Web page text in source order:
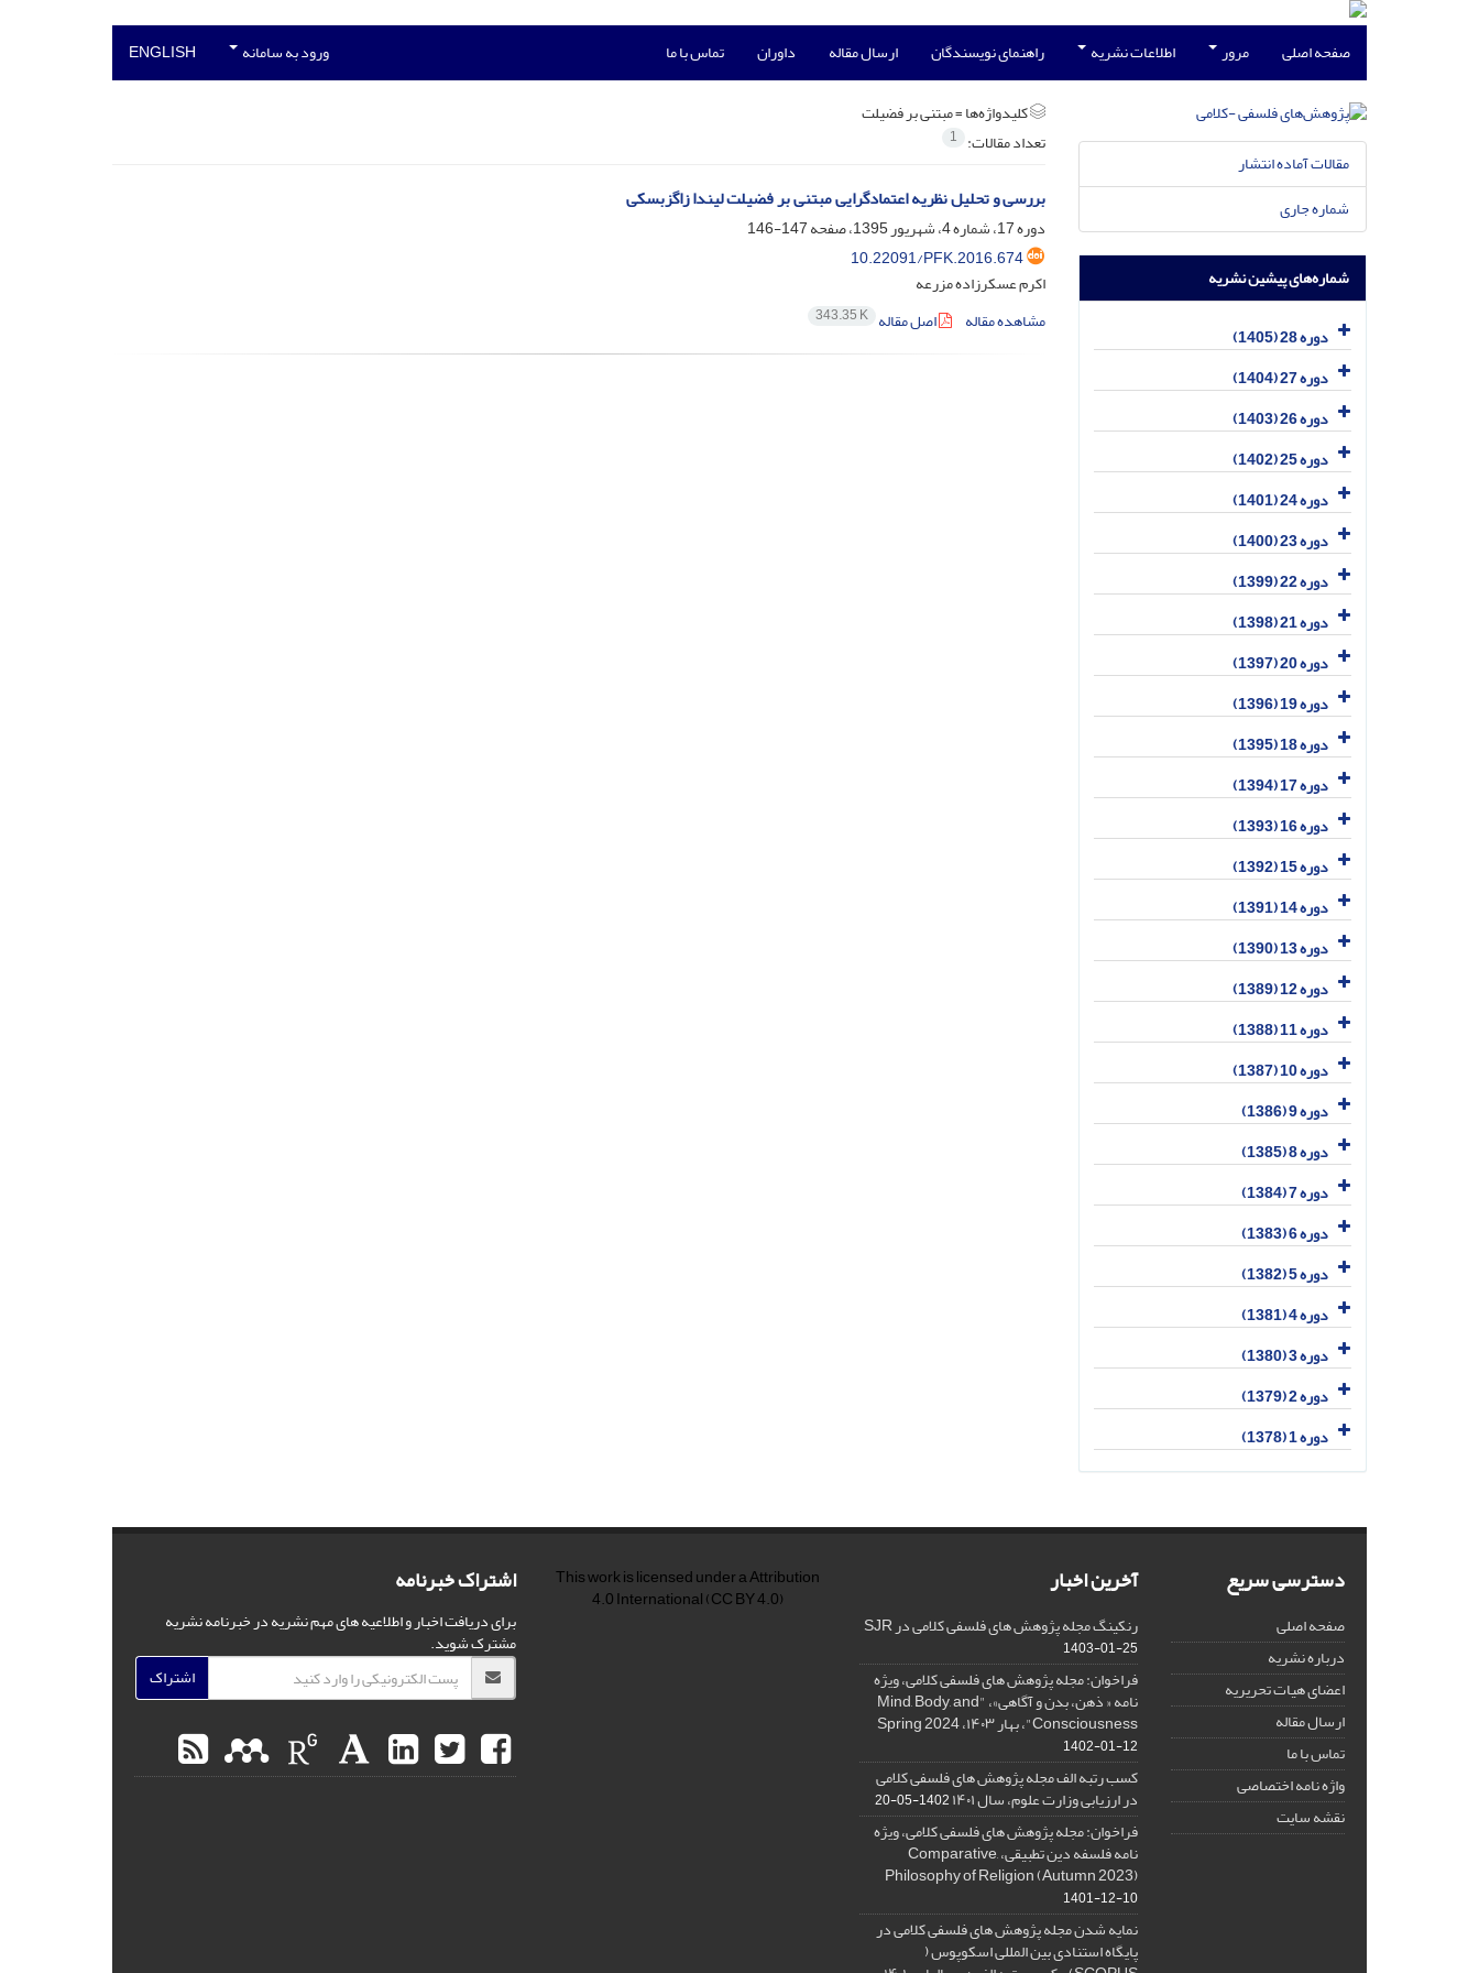
صفحه اصلی مرور اطلاعات نشریه راهنمای نویسندگان ارسال مقاله داوران تماس با ما ورود به سامانه ENGLISH
کلیدواژه‌ها =مبتنی بر فضیلت
تعداد مقالات: 1
بررسی و تحلیل نظریه اعتمادگرایی مبتنی بر فضیلت لیندا زاگزبسکی
دوره 17، شماره 4، شهریور 1395، صفحه
147-146
10.22091/PFK.2016.674
اکرم عسکرزاده مزرعه
مشاهده مقاله
اصل مقاله 343.35 K
مقالات آماده انتشار
شماره جاری
شماره‌های پیشین نشریه
دوره 28 (1405)
دوره 27 (1404)
دوره 26 (1403)
دوره 25 (1402)
دوره 24 (1401)
دوره 23 (1400)
دوره 22 (1399)
دوره 21 (1398)
دوره 20 (1397)
دوره 19 (1396)
دوره 18 (1395)
دوره 17 (1394)
دوره 16 (1393)
دوره 15 (1392)
دوره 14 (1391)
دوره 13 (1390)
دوره 12 (1389)
دوره 11 (1388)
دوره 10 (1387)
دوره 9 (1386)
دوره 8 (1385)
دوره 7 (1384)
دوره 6 (1383)
دوره 5 (1382)
دوره 4 (1381)
دوره 3 (1380)
دوره 2 (1379)
دوره 1 (1378)
دسترسی سریع
صفحه اصلی
درباره نشریه
اعضای هیات تحریریه
ارسال مقاله
تماس با ما
واژه نامه اختصاصی
نقشه سایت
آخرین اخبار
رنکینگ مجله پژوهش های فلسفی کلامی در SJR
1403-01-25
فراخوان: مجله پژوهش های فلسفی کلامی، ویژه
نامه « ذهن، بدن و آگاهی»، "Mind, Body, and
Consciousness"، بهار ۱۴۰۳، Spring 2024
1402-01-12
کسب رتبه الف مجله پژوهش های فلسفی کلامی
در ارزیابی وزارت علوم، سال ۱۴۰۱ 1402-05-20
فراخوان: مجله پژوهش های فلسفی کلامی، ویژه
نامه فلسفه دین تطبیقی، ,Comparative
Philosophy of Religion (Autumn 2023)
1401-12-10
نمایه شدن مجله پژوهش های فلسفی کلامی در
پایگاه استنادی بین المللی اسکوپوس (
This work is licensed under aAttribution
4.0 International(CC BY 4.0) اشتراک خبرنامه
برای دریافت اخبار و اطلاعیه های مهم نشریه در خبرنامه نشریه
مشترک شوید.
اشتراک